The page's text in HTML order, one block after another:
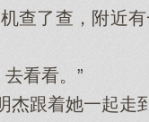
了查，附近有
看看。”
跟着她一起走到